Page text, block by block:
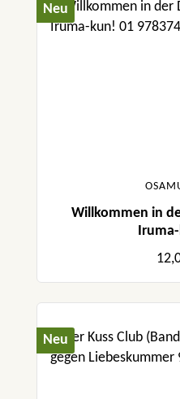
Neu
Willkommen in
Neu